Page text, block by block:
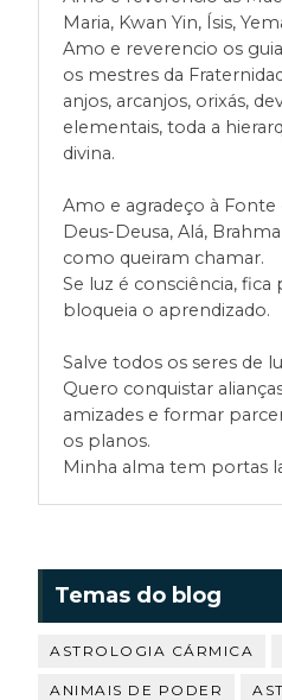
Maria, Kwan Yin, Ísis,
Amo e reverencio os
os mestres da
anjos, arcanjos, orixás,
elementais, toda a
divina.
Amo e agradeço à Fonte
Deus-Deusa, Alá,
como queiram chamar.
Se luz é consciência, fica
bloqueia o aprendizado.
Salve todos os seres de
Quero conquistar
amizades e formar
os planos.
Minha alma tem portas
Temas do blog
ASTROLOGIA CÁRMICA
ANIMAIS DE PODER